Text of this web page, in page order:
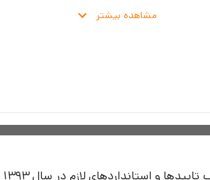
مشاهده بیشتر
توانست محصولاتش را روانه بازار نمود.با ورود محصولات